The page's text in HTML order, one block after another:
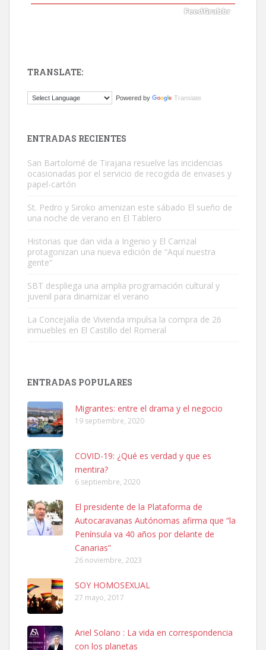
El ayuntamiento se va a llevar a Los Gatos callejeros de la zona los
Este gato macho ha aparecido en la calle hace menos de un mes,
es muy manso y extremadamente cari...
Leales.org » Gran Canaria
Leales.org » Gran Canaria
SHIBA PERDIDO AVDA JOSE MESA Y LOPEZ
PERRO MACHO RAZA SHIBA CON MICROCHIP PERDIDO HOY
06/07/2025 ZONA MESA Y LOPEZ. ES MUY ASUSTADIZO
Leales.org » Gran Canaria
6.7.2025
Ninfa perdida
TRANSLATE:
Powered by Translate
ENTRADAS RECIENTES
San Bartolomé de Tirajana resuelve las incidencias
ocasionadas por el servicio de recogida de envases y
papel-cartón
St. Pedro y Siroko amenizan este sábado El sueño de
una noche de verano en El Tablero
Historias que dan vida a Ingenio y El Carrizal
protagonizan una nueva edición de “Aquí nuestra
gente”
SBT despliega una amplia programación cultural y
juvenil para dinamizar el verano
La Concejalía de Vivienda impulsa la compra de 26
inmuebles en El Castillo del Romeral
ENTRADAS POPULARES
Migrantes: entre el drama y el negocio
19 septiembre, 2020
COVID-19: ¿Qué es verdad y que es
mentira?
6 septiembre, 2020
El presidente de la Plataforma de
Autocaravanas Autónomas afirma que “la
Península va 40 años por delante de
Canarias”
26 noviembre, 2023
SOY HOMOSEXUAL
27 mayo, 2017
Ariel Solano : La vida en correspondencia
con los planetas